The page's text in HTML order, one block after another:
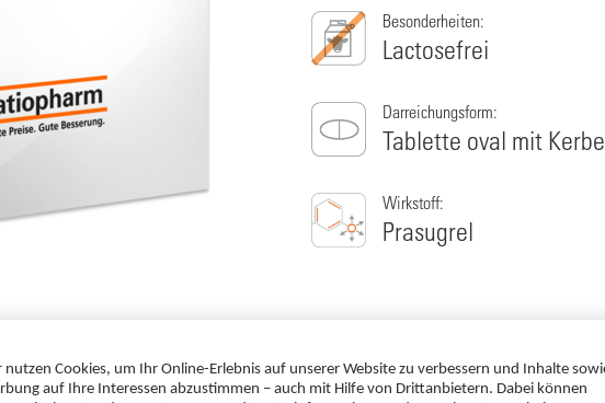
Besonderheiten:
Lactosefrei
Darreichungsform:
Tablette oval mit Kerbe
Wirkstoff:
Prasugrel